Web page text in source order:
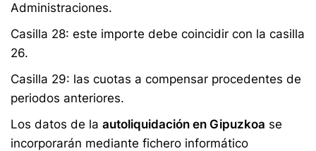
Administraciones.
Casilla 28: este importe debe coincidir con la casilla
26.
Casilla 29: las cuotas a compensar procedentes de
periodos anteriores.
Los datos de la autoliquidación en Gipuzkoa se
incorporarán mediante fichero informático